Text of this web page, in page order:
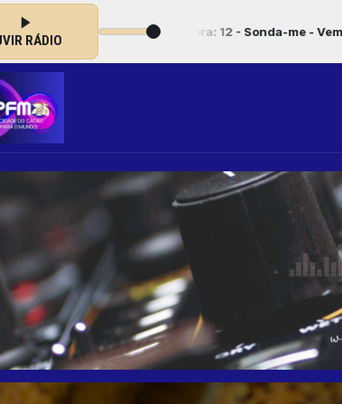
RÁDIO
agora: 12 - Sonda-me - Vem Espírito Santo - Pra te